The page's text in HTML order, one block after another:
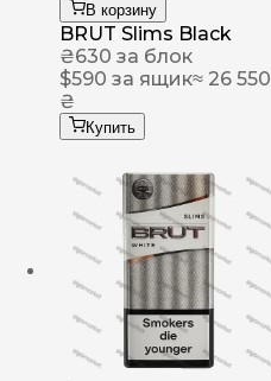
В корзину
BRUT Slims Black
₴630 за блок
$590 за ящик≈ 26 550
₴
Купить